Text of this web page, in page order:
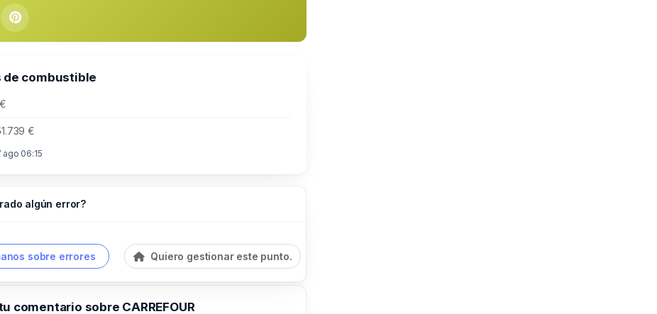
de combustible
1.739 €
06:15
algún error?
sobre errores Quiero gestionar este punto.
comentario sobre CARREFOUR